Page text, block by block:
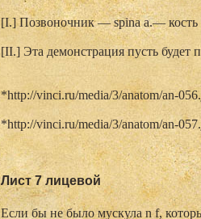
[I.] Позвоночник — spina а.—
[II.] Эта демонстрация пусть будет
*http://vinci.ru/media/3/anatom/an-
*http://vinci.ru/media/3/anatom/an-
Лист 7 лицевой
Если бы не было мускула n f,